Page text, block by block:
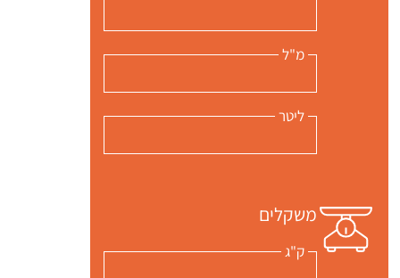
מ"ל
ליטר
משקלים
ק"ג